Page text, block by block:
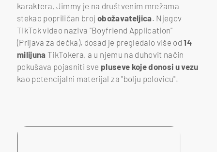
karaktera, Jimmy je na društvenim mrežama
stekao popriličan broj obožavateljica. Njegov
TikTok video naziva "Boyfriend Application"
(Prijava za dečka), dosad je pregledalo više od 14
milijuna TikTokera, a u njemu na duhovit način
pokušava pojasniti sve pluseve koje donosi u vezu
kao potencijalni materijal za "bolju polovicu".